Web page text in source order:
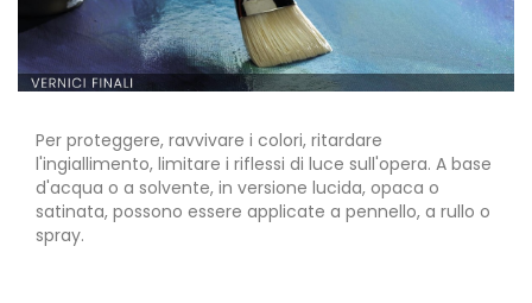
Per proteggere, ravvivare i colori, ritardare
l'ingiallimento, limitare i riflessi di luce sull'opera. A base
d'acqua o a solvente, in versione lucida, opaca o
satinata, possono essere applicate a pennello, a rullo o
spray.